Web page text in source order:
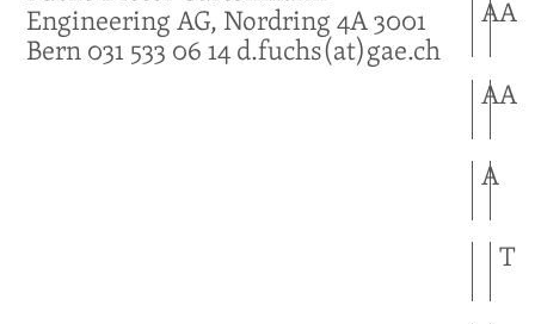
Engineering AG, Nordring 4A3001
Bern031 533 06 14d.fuchs(at)gae.ch
AA
AA
A
T